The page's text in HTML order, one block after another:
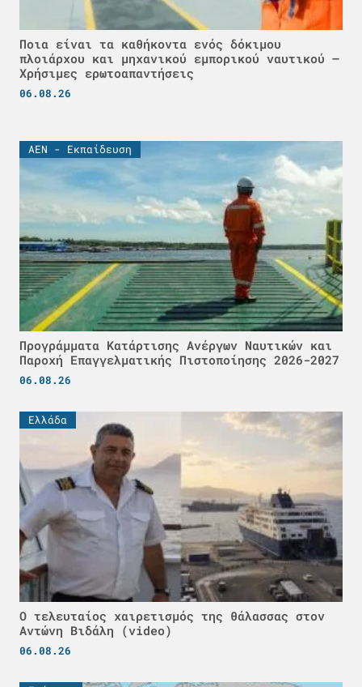
Ποια είναι τα καθήκοντα ενός δόκιμου
πλοιάρχου και μηχανικού εμπορικού ναυτικού –
Χρήσιμες ερωτοαπαντήσεις
06.08.26
ΑΕΝ - Εκπαίδευση
Προγράμματα Κατάρτισης Ανέργων Ναυτικών και
Παροχή Επαγγελματικής Πιστοποίησης 2026-2027
06.08.26
Ελλάδα
Ο τελευταίος χαιρετισμός της θάλασσας στον
Αντώνη Βιδάλη (video)
06.08.26